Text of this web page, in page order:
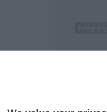
P.IVA.